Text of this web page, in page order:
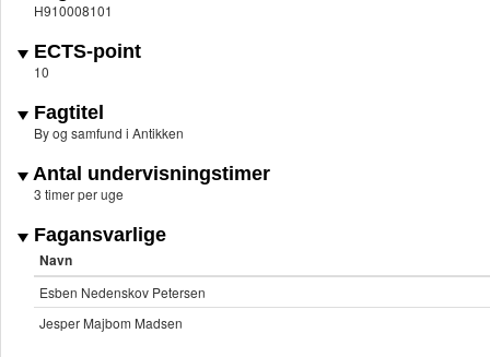
H910008101
ECTS-point
10
Fagtitel
By og samfund i Antikken
Antal undervisningstimer
3 timer per uge
Fagansvarlige
Navn
Esben Nedenskov Petersen
Jesper Majbom Madsen